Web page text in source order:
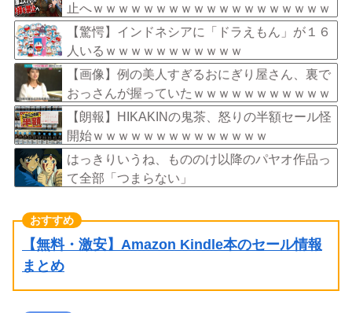
止へｗｗｗｗｗｗｗｗｗｗｗｗｗｗｗｗｗｗｗ
【驚愕】インドネシアに「ドラえもん」が１６
人いるｗｗｗｗｗｗｗｗｗｗｗ
【画像】例の美人すぎるおにぎり屋さん、裏で
おっさんが握っていたｗｗｗｗｗｗｗｗｗｗｗ
ｗｗｗｗｗｗ
【朗報】HIKAKINの鬼茶、怒りの半額セール怪
開始ｗｗｗｗｗｗｗｗｗｗｗｗｗｗ
はっきりいうね、もののけ以降のパヤオ作品っ
て全部「つまらない」
【無料・激安】Amazon Kindle本のセール情報
まとめ